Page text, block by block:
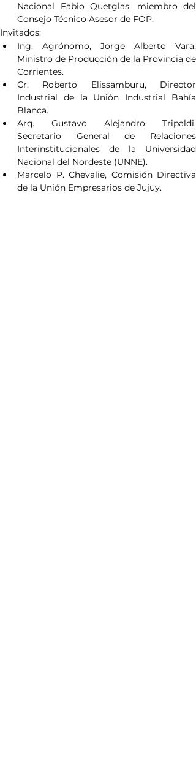
Nacional Fabio Quetglas, miembro del
Consejo Técnico Asesor de FOP.
Invitados:
Ing. Agrónomo, Jorge Alberto Vara,
Ministro de Producción de la Provincia de
Corrientes.
Cr. Roberto Elissamburu, Director
Industrial de la Unión Industrial Bahía
Blanca.
Arq. Gustavo Alejandro Tripaldi,
Secretario General de Relaciones
Interinstitucionales de la Universidad
Nacional del Nordeste (UNNE).
Marcelo P. Chevalie, Comisión Directiva
de la Unión Empresarios de Jujuy.